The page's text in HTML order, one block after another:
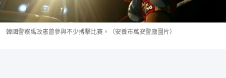
韓國警察禹政憲曾參與不少搏擊比賽。（安養市萬安警廳圖片）